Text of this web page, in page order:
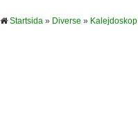
Startsida » Diverse » Kalejdoskop